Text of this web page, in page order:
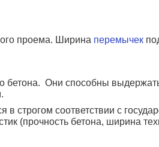
проема. Ширина перемычек
Они способны
строгом соответствии с
(прочность бетона, ширина